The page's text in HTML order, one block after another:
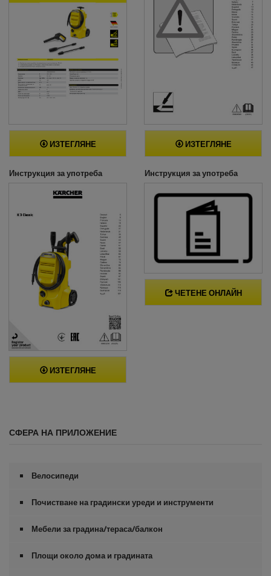
ИЗТЕГЛЯНЕ ИЗТЕГЛЯНЕ
Инструкция за употреба
ИЗТЕГЛЯНЕ
Инструкция за употреба
ЧЕТЕНЕ ОНЛАЙН
СФЕРА НА ПРИЛОЖЕНИЕ
Велосипеди
Почистване на градински уреди и инструменти
Мебели за градина/тераса/балкон
Площи около дома и градината